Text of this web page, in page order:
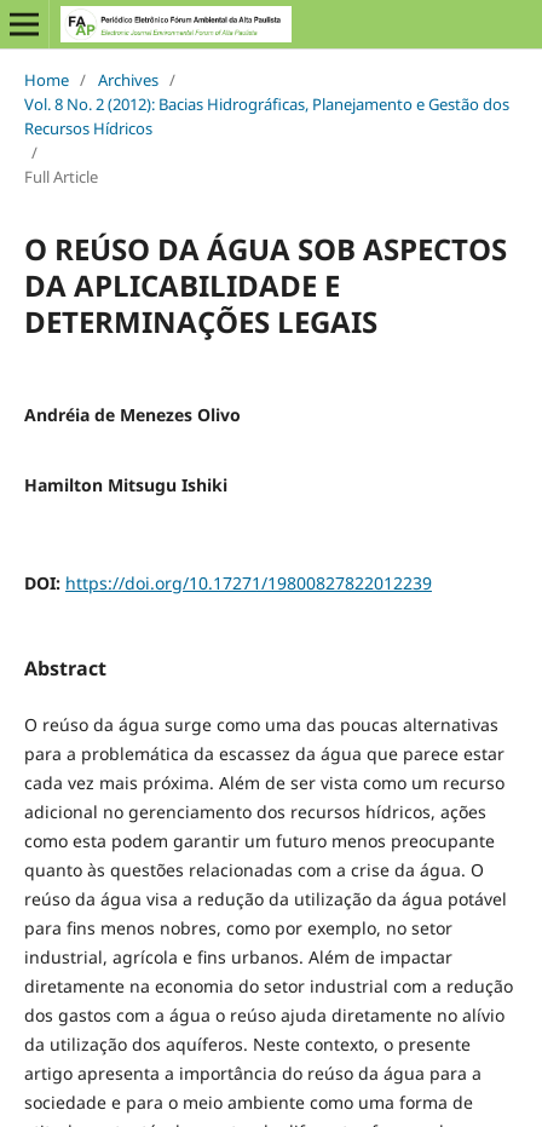
Home / Archives /
Vol. 8 No. 2 (2012): Bacias Hidrográficas, Planejamento e Gestão dos
Recursos Hídricos
/
Full Article
O REÚSO DA ÁGUA SOB ASPECTOS
DA APLICABILIDADE E
DETERMINAÇÕES LEGAIS
Andréia de Menezes Olivo
Hamilton Mitsugu Ishiki
DOI: https://doi.org/10.17271/19800827822012239
Abstract
O reúso da água surge como uma das poucas alternativas
para a problemática da escassez da água que parece estar
cada vez mais próxima. Além de ser vista como um recurso
adicional no gerenciamento dos recursos hídricos, ações
como esta podem garantir um futuro menos preocupante
quanto às questões relacionadas com a crise da água. O
reúso da água visa a redução da utilização da água potável
para fins menos nobres, como por exemplo, no setor
industrial, agrícola e fins urbanos. Além de impactar
diretamente na economia do setor industrial com a redução
dos gastos com a água o reúso ajuda diretamente no alívio
da utilização dos aquíferos. Neste contexto, o presente
artigo apresenta a importância do reúso da água para a
sociedade e para o meio ambiente como uma forma de